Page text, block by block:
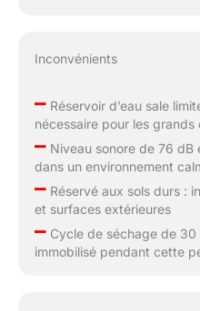
Inconvénients
–Réservoir d’eau sale
nécessaire pour les grands
–Niveau sonore de 76 dB
dans un environnement
–Réservé aux sols durs :
et surfaces extérieures
–Cycle de séchage de 30
immobilisé pendant cette